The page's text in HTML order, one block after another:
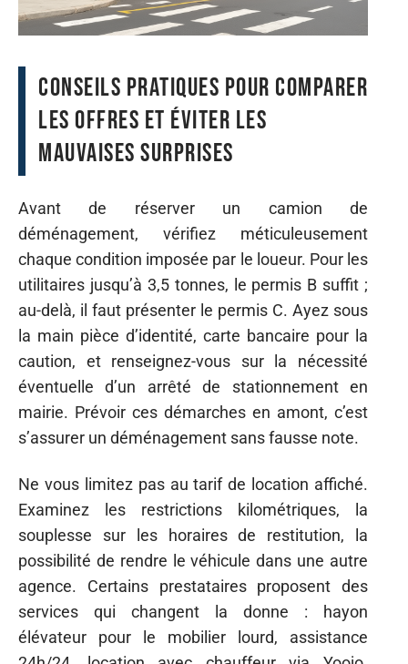
Conseils pratiques pour comparer
les offres et éviter les
mauvaises surprises
Avant de réserver un camion de
déménagement, vérifiez méticuleusement
chaque condition imposée par le loueur. Pour les
utilitaires jusqu’à 3,5 tonnes, le permis B suffit ;
au-delà, il faut présenter le permis C. Ayez sous
la main pièce d’identité, carte bancaire pour la
caution, et renseignez-vous sur la nécessité
éventuelle d’un arrêté de stationnement en
mairie. Prévoir ces démarches en amont, c’est
s’assurer un déménagement sans fausse note.
Ne vous limitez pas au tarif de location affiché.
Examinez les restrictions kilométriques, la
souplesse sur les horaires de restitution, la
possibilité de rendre le véhicule dans une autre
agence. Certains prestataires proposent des
services qui changent la donne : hayon
élévateur pour le mobilier lourd, assistance